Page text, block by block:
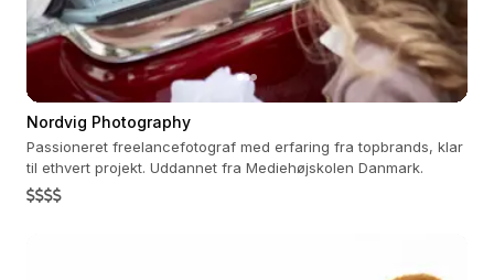
Nordvig Photography
Passioneret freelancefotograf med erfaring fra topbrands, klar
til ethvert projekt. Uddannet fra Mediehøjskolen Danmark.